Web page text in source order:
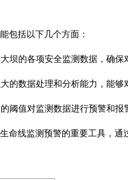
包括以下几个方面：
坝的各项安全监测数据，确保
的数据处理和分析能力，能
阈值对监测数据进行预警和
命线监测预警的重要工具，通